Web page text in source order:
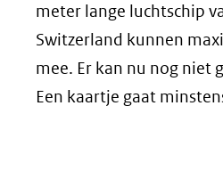
meter lange luchtschip
Switzerland kunnen
mee. Er kan nu nog niet
Een kaartje gaat